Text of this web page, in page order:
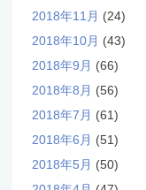
2018年11月 (24)
2018年10月 (43)
2018年9月 (66)
2018年8月 (56)
2018年7月 (61)
2018年6月 (51)
2018年5月 (50)